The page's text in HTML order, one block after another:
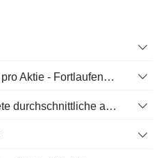
Grundlegender Gewinn pro Aktie - Fortlaufende Geschäftstätigkeit
Grundlegende gewichtete durchschnittliche ausstehende Aktien